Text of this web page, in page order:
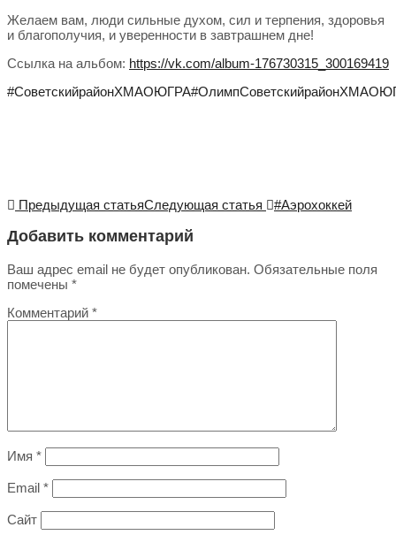
Желаем вам, люди сильные духом, сил и терпения, здоровья
и благополучия, и уверенности в завтрашнем дне!
Ссылка на альбом: https://vk.com/album-176730315_300169419
#СоветскийрайонХМАОЮГРА
Предыдущая статьяСледующая статья #Аэрохоккей
Добавить комментарий
Ваш адрес email не будет опубликован. Обязательные поля
помечены *
Комментарий *
Имя *
Email *
Сайт